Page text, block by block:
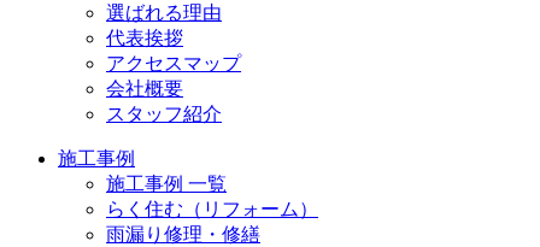
選ばれる理由
代表挨拶
アクセスマップ
会社概要
スタッフ紹介
施工事例
施工事例 一覧
らく住む（リフォーム）
雨漏り修理・修繕